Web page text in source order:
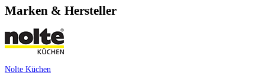
Marken & Hersteller
Nolte Küchen